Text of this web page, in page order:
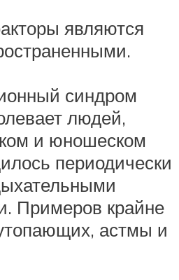
являются
синдром
людей,
и юношеском
периодически
Примеров крайне
астмы и